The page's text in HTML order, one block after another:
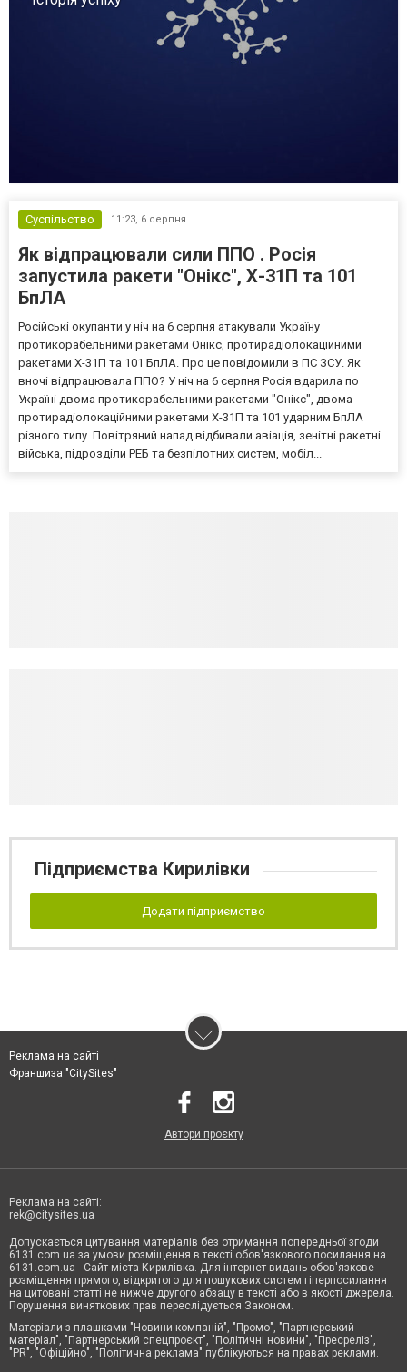
Суспільство 11:23, 6 серпня
Як відпрацювали сили ППО . Росія
запустила ракети "Онікс", Х-31П та 101
БпЛА
Російські окупанти у ніч на 6 серпня атакували Україну
протикорабельними ракетами Онікс, протирадіолокаційними
ракетами Х-31П та 101 БпЛА. Про це повідомили в ПС ЗСУ. Як
вночі відпрацювала ППО? У ніч на 6 серпня Росія вдарила по
Україні двома протикорабельними ракетами "Онікс", двома
протирадіолокаційними ракетами Х-31П та 101 ударним БпЛА
різного типу. Повітряний напад відбивали авіація, зенітні ракетні
війська, підрозділи РЕБ та безпілотних систем, мобіл...
Підприємства Кирилівки
Додати підприємство
Реклама на сайті
Франшиза "CitySites"
Автори проєкту
Реклама на сайті:
rek@citysites.ua
Допускається цитування матеріалів без отримання попередньої згоди
6131.com.ua за умови розміщення в тексті обов'язкового посилання на
6131.com.ua - Сайт міста Кирилівка. Для інтернет-видань обов'язкове
розміщення прямого, відкритого для пошукових систем гіперпосилання
на цитовані статті не нижче другого абзацу в тексті або в якості джерела.
Порушення виняткових прав переслідується Законом.
Матеріали з плашками "Новини компаній", "Промо", "Партнерський
матеріал", "Партнерський спецпроєкт", "Політичні новини", "Пресреліз",
"PR", "Офіційно", "Політична реклама" публікуються на правах реклами.